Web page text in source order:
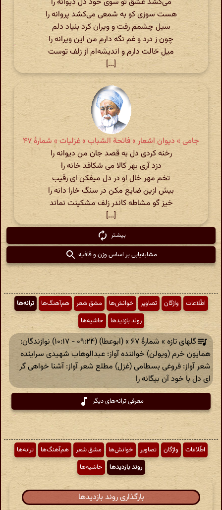
هست سوزی کو به شمعی می‌کشد پروانه را
سیل چشمم رفت و ویران کرد بنیاد دلم
چون ز درد و غم نگه دارم من این ویرانه را
میل خالت دارم و اندیشه‌ام از زلف توست
[...]
جامی » دیوان اشعار » فاتحة الشباب » غزلیات » شمارهٔ ۴۷
رخنه کردی دل به قصد جان من دیوانه را
دزد آری بهر کالا می شکافد خانه را
تخم مهر خال او در دل میفکن ای رقیب
بیش ازین ضایع مکن در سنگ خارا دانه را
خیز گو مشاطه کاندر زلف مشکینت نماند
[...]
بیشتر
مشابه‌یابی بر اساس وزن و قافیه
اطّلاعات واژگان تصاویر خوانش‌ها مشق شعر هم‌آهنگ‌ها
ترانه‌ها
روند بازدیدها
حاشیه‌ها
گلهای تازه » شمارهٔ ۶۷ » (ابوعطا) (۰۹:۲۴ - ۱۰:۱۷) نوازندگان:
همایون خرم (‎ویولن) خواننده آواز: عبدالوهاب شهیدی سراینده
شعر آواز: فروغی بسطامی (غزل) مطلع شعر آواز: آشنا خواهی گر
ای دل با خود آن بیگانه را
معرفی ترانه‌های دیگر
اطّلاعات واژگان تصاویر خوانش‌ها مشق شعر هم‌آهنگ‌ها
ترانه‌ها
روند بازدیدها
حاشیه‌ها
بارگذاری روند بازدیدها